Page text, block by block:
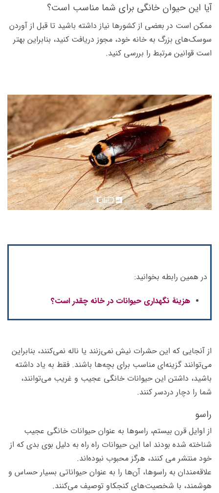
آیا این حیوان خانگی برای شما مناسب است؟
ممکن است در بعضی از کشورها نیاز داشته باشید تا قبل از آوردن
سوسک‌های بزرگ به خانه خود، مجوز دریافت کنید، بنابراین بهتر
است قوانین مرتبط را بررسی کنید.
در همین رابطه بخوانید:
هزینۀ نگهداری حیوانات در خانه چقدر است؟
از آنجایی که این حشرات نیش نمی‌زنند یا ناله نمی‌کنند، بنابراین
می‌توانند گزینه‌ای مناسب برای بچه‌ها باشند. فقط به یاد داشته
باشید، داشتن این حیوانات خانگی عجیب و غریب می‌توانند،
شما را دچار دردسر کنند.
راسو
از اوایل قرن بیستم، راسوها به عنوان حیوانات خانگی عجیب
شناخته شده بودند اما این حیوانات راه راه به دلیل بوی بدی که از
خود منتشر می کنند، هرگز محبوب نبوده‌اند.
علاقه‌مندان به راسوها، آن‌ها را به عنوان حیواناتی بسیار حساس و
هوشمند، با شخصیت‌های کنجکاو توصیف می‌کنند.